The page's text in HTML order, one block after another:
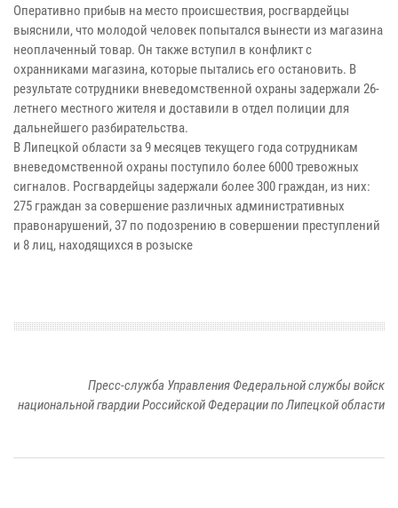
Оперативно прибыв на место происшествия, росгвардейцы
выяснили, что молодой человек попытался вынести из магазина
неоплаченный товар. Он также вступил в конфликт с
охранниками магазина, которые пытались его остановить. В
результате сотрудники вневедомственной охраны задержали 26-
летнего местного жителя и доставили в отдел полиции для
дальнейшего разбирательства.
В Липецкой области за 9 месяцев текущего года сотрудникам
вневедомственной охраны поступило более 6000 тревожных
сигналов. Росгвардейцы задержали более 300 граждан, из них:
275 граждан за совершение различных административных
правонарушений, 37 по подозрению в совершении преступлений
и 8 лиц, находящихся в розыске
Пресс-служба Управления Федеральной службы войск
национальной гвардии Российской Федерации по Липецкой области